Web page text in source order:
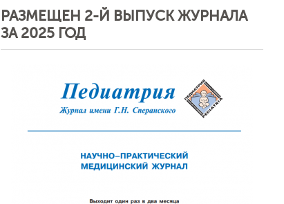
РАЗМЕЩЕН 2-Й ВЫПУСК ЖУРНАЛА
ЗА 2025 ГОД